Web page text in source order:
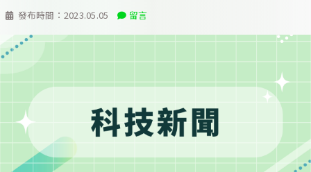
發布時間： 2023.05.05 留言